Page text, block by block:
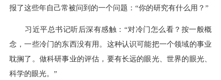
报了这些年自己常被问到的一个问题：“你的研究有什么用？”
习近平总书记听后深有感触：“对冷门怎么看？按一般概
念，一些冷门的东西没有用。这种认识可能把一个领域的事业
耽搁了。做科研事业的评估，要有长远的眼光、世界的眼光、
科学的眼光。”